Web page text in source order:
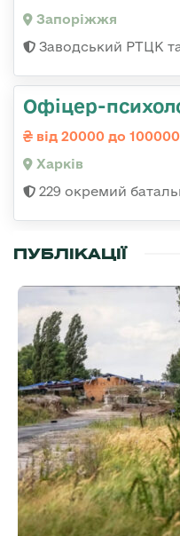
Запоріжжя
Заводський РТЦК
Офіцер-
від 20000 до
Харків
229 окремий
ПУБЛІКАЦІЇ